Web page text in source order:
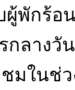
ผู้พักร้
กลางวั
ชมในช่